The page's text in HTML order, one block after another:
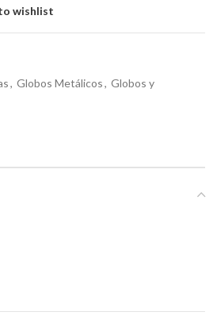
wishlist
, Globos Metálicos, Globos y